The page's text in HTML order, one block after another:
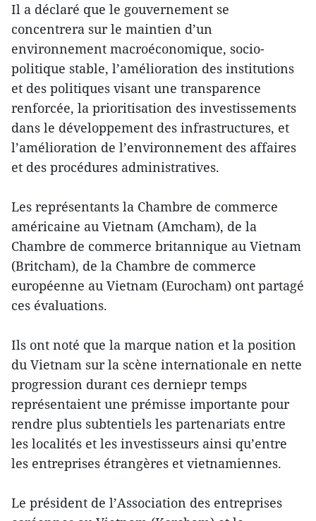
Il a déclaré que le gouvernement se
concentrera sur le maintien d’un
environnement macroéconomique, socio-
politique stable, l’amélioration des institutions
et des politiques visant une transparence
renforcée, la prioritisation des investissements
dans le développement des infrastructures, et
l’amélioration de l’environnement des affaires
et des procédures administratives.
Les représentants la Chambre de commerce
américaine au Vietnam (Amcham), de la
Chambre de commerce britannique au Vietnam
(Britcham), de la Chambre de commerce
européenne au Vietnam (Eurocham) ont partagé
ces évaluations.
Ils ont noté que la marque nation et la position
du Vietnam sur la scène internationale en nette
progression durant ces derniepr temps
représentaient une prémisse importante pour
rendre plus subtentiels les partenariats entre
les localités et les investisseurs ainsi qu’entre
les entreprises étrangères et vietnamiennes.
Le président de l’Association des entreprises